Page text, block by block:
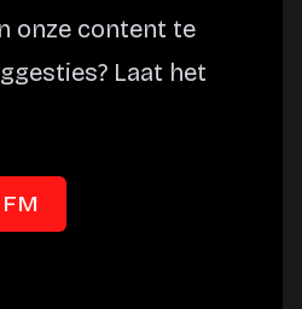
onze content te
Laat het